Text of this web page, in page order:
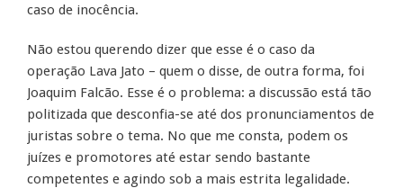
caso de inocência.
Não estou querendo dizer que esse é o caso da
operação Lava Jato – quem o disse, de outra forma, foi
Joaquim Falcão. Esse é o problema: a discussão está tão
politizada que desconfia-se até dos pronunciamentos de
juristas sobre o tema. No que me consta, podem os
juízes e promotores até estar sendo bastante
competentes e agindo sob a mais estrita legalidade.